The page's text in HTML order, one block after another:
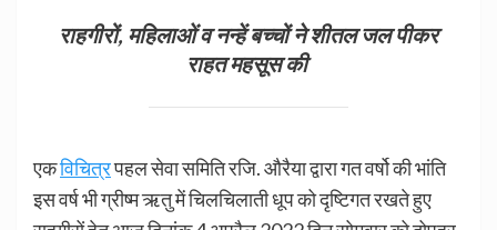
राहगीरों, महिलाओं व नन्हें बच्चों ने शीतल जल पीकर
राहत महसूस की
एकविचित्रपहल सेवा समिति रजि. औरैया द्वारा गत वर्षो की भांति
इस वर्ष भी ग्रीष्म ऋतु में चिलचिलाती धूप को दृष्टिगत रखते हुए